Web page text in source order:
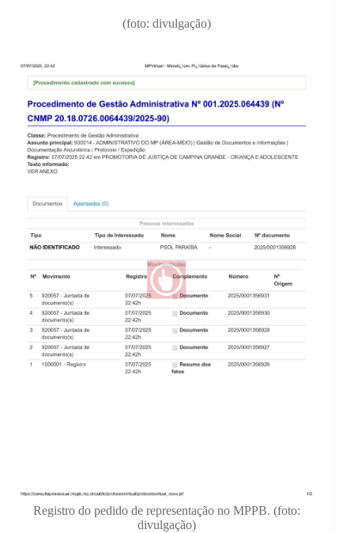
(foto: divulgação)
Registro do pedido de representação no MPPB. (foto:
divulgação)